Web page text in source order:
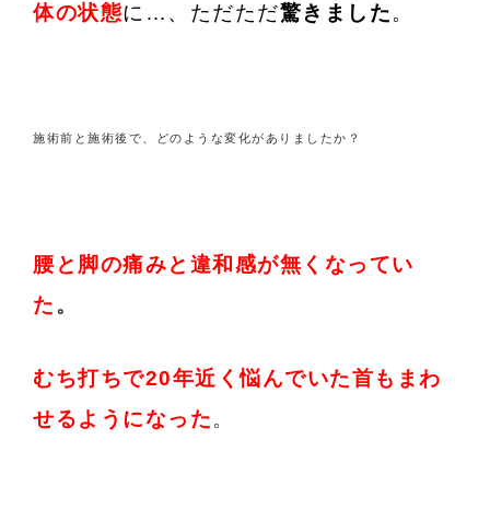
体の状態に …、ただただ驚きました。
施術前と施術後で、どのような変化がありましたか？
腰と脚の痛みと違和感が無くなってい
た 。
むち打ちで20年近く悩んでいた首もまわ
せるようになった。